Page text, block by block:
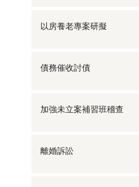
以房養老專案研擬
債務催收討債
加強未立案補習班稽查
離婚訴訟